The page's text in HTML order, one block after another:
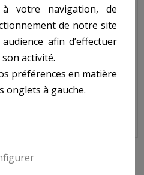
pour bonde de fond POOL'S.
(x2) pour Bonde de Fond POOL'S,
DANS BONDE POOL'S
à votre navigation, de
de notre site
afin d’effectuer
activité.
préférences en matière
onglets à gauche.